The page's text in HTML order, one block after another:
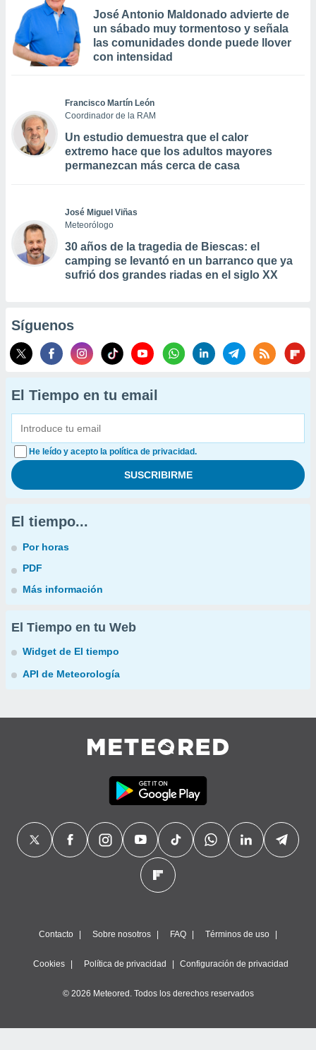
José Antonio Maldonado advierte de
un sábado muy tormentoso y señala
las comunidades donde puede llover
con intensidad
Francisco Martín León
Coordinador de la RAM
Un estudio demuestra que el calor
extremo hace que los adultos mayores
permanezcan más cerca de casa
José Miguel Viñas
Meteorólogo
30 años de la tragedia de Biescas: el
camping se levantó en un barranco que ya
sufrió dos grandes riadas en el siglo XX
Síguenos
El Tiempo en tu email
He leído y acepto la política de privacidad.
El tiempo...
Por horas
PDF
Más información
El Tiempo en tu Web
Widget de El tiempo
API de Meteorología
Contacto Sobre nosotros FAQ Términos de uso
Cookies Política de privacidad Configuración de privacidad
© 2026 Meteored. Todos los derechos reservados